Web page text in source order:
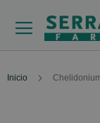
Inicio